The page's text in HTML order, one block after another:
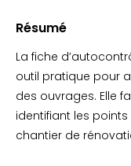
Résumé
La fiche
outil pratique pour
des ouvrages. Elle
identifiant les
chantier de